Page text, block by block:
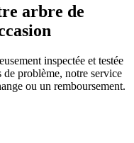
arbre de
inspectée et testée
problème, notre service
ou un remboursement.